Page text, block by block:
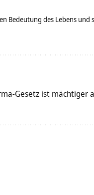
Bedeutung des Lebens und
Gesetz ist mächtiger